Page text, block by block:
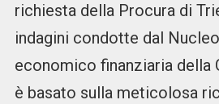
richiesta della Procura di
indagini condotte dal
economico finanziaria della
è basato sulla meticolosa